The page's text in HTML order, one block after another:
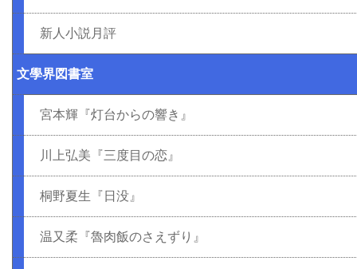
新人小説月評
文學界図書室
宮本輝『灯台からの響き』
川上弘美『三度目の恋』
桐野夏生『日没』
温又柔『魯肉飯のさえずり』